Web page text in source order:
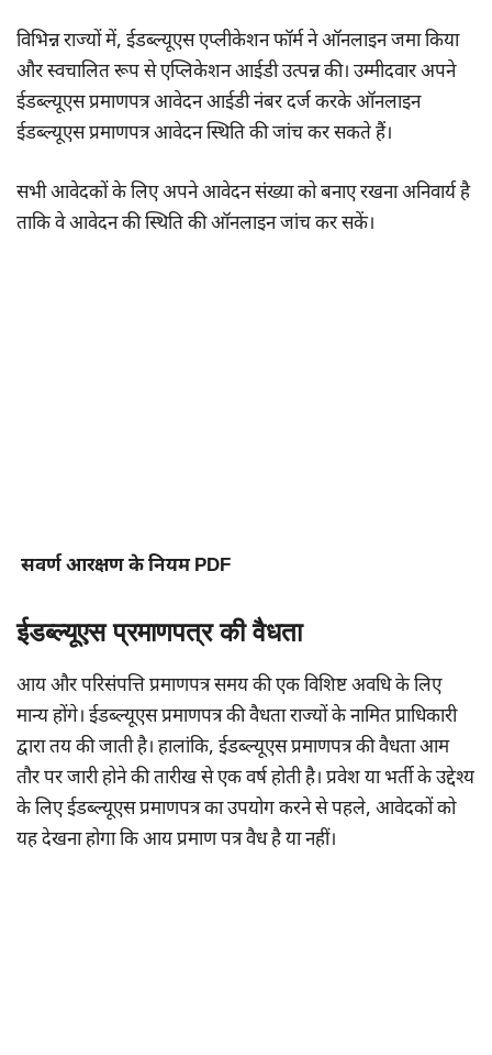
विभिन्न राज्यों में, ईडब्ल्यूएस एप्लीकेशन फॉर्म ने ऑनलाइन जमा किया
और स्वचालित रूप से एप्लिकेशन आईडी उत्पन्न की। उम्मीदवार अपने
ईडब्ल्यूएस प्रमाणपत्र आवेदन आईडी नंबर दर्ज करके ऑनलाइन
ईडब्ल्यूएस प्रमाणपत्र आवेदन स्थिति की जांच कर सकते हैं।
सभी आवेदकों के लिए अपने आवेदन संख्या को बनाए रखना अनिवार्य है
ताकि वे आवेदन की स्थिति की ऑनलाइन जांच कर सकें।
सवर्ण आरक्षण के नियम PDF
ईडब्ल्यूएस प्रमाणपत्र की वैधता
आय और परिसंपत्ति प्रमाणपत्र समय की एक विशिष्ट अवधि के लिए
मान्य होंगे। ईडब्ल्यूएस प्रमाणपत्र की वैधता राज्यों के नामित प्राधिकारी
द्वारा तय की जाती है। हालांकि, ईडब्ल्यूएस प्रमाणपत्र की वैधता आम
तौर पर जारी होने की तारीख से एक वर्ष होती है। प्रवेश या भर्ती के उद्देश्य
के लिए ईडब्ल्यूएस प्रमाणपत्र का उपयोग करने से पहले, आवेदकों को
यह देखना होगा कि आय प्रमाण पत्र वैध है या नहीं।